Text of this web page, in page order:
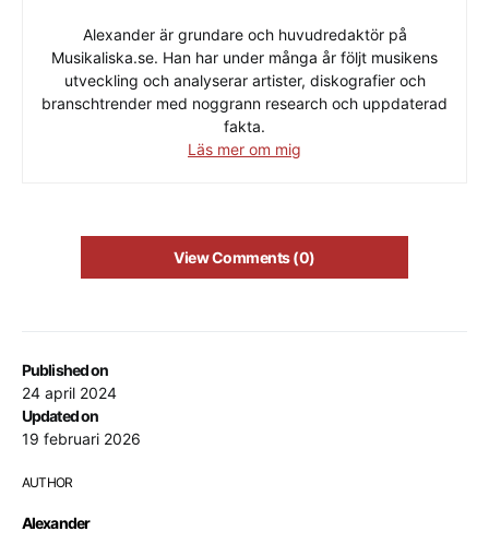
Published on
24 april 2024
Updated on
19 februari 2026
AUTHOR
Alexander
Alexander är grundare och huvudredaktör på
Musikaliska.se. Han har under många år följt musikens
utveckling och analyserar artister, diskografier och
branschtrender med noggrann research och uppdaterad
fakta.
Läs mer om mig
View Comments (0)